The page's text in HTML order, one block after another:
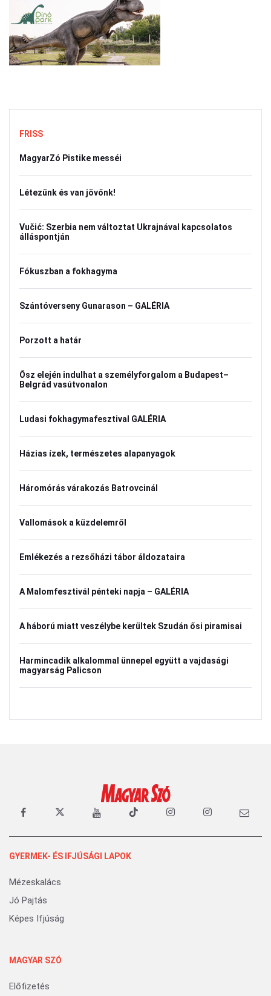
FRISS
MagyarZó Pistike messéi
Létezünk és van jövőnk!
Vučić: Szerbia nem változtat Ukrajnával kapcsolatos
álláspontján
Fókuszban a fokhagyma
Szántóverseny Gunarason – GALÉRIA
Porzott a határ
Ősz elején indulhat a személyforgalom a Budapest–
Belgrád vasútvonalon
Ludasi fokhagymafesztival GALÉRIA
Házias ízek, természetes alapanyagok
Háromórás várakozás Batrovcinál
Vallomások a küzdelemről
Emlékezés a rezsőházi tábor áldozataira
A Malomfesztivál pénteki napja – GALÉRIA
A háború miatt veszélybe kerültek Szudán ősi piramisai
Harmincadik alkalommal ünnepel együtt a vajdasági
magyarság Palicson
GYERMEK- ÉS IFJÚSÁGI LAPOK
Mézeskalács
Jó Pajtás
Képes Ifjúság
MAGYAR SZÓ
Előfizetés